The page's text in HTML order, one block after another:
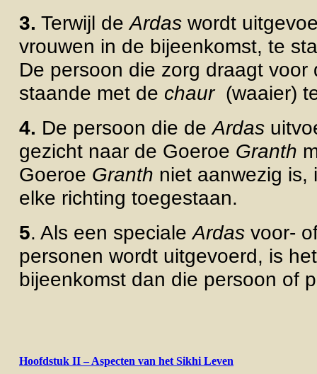
3. Terwijl deArdas wordt
vrouwen in de bijeenkomst, te
De persoon die zorg draagt
staande met de chaur (waaier)
4. De persoon die deArdas
gezicht naar de Goeroe Granth
Goeroe Granth niet aanwezig
elke richting toegestaan.
5. Als een specialeArdas voor-
personen wordt uitgevoerd, is
bijeenkomst dan die persoon of
Hoofdstuk II – Aspecten van het Sikhi Leven